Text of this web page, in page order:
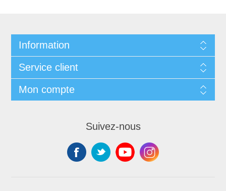
Information
Service client
Mon compte
Suivez-nous